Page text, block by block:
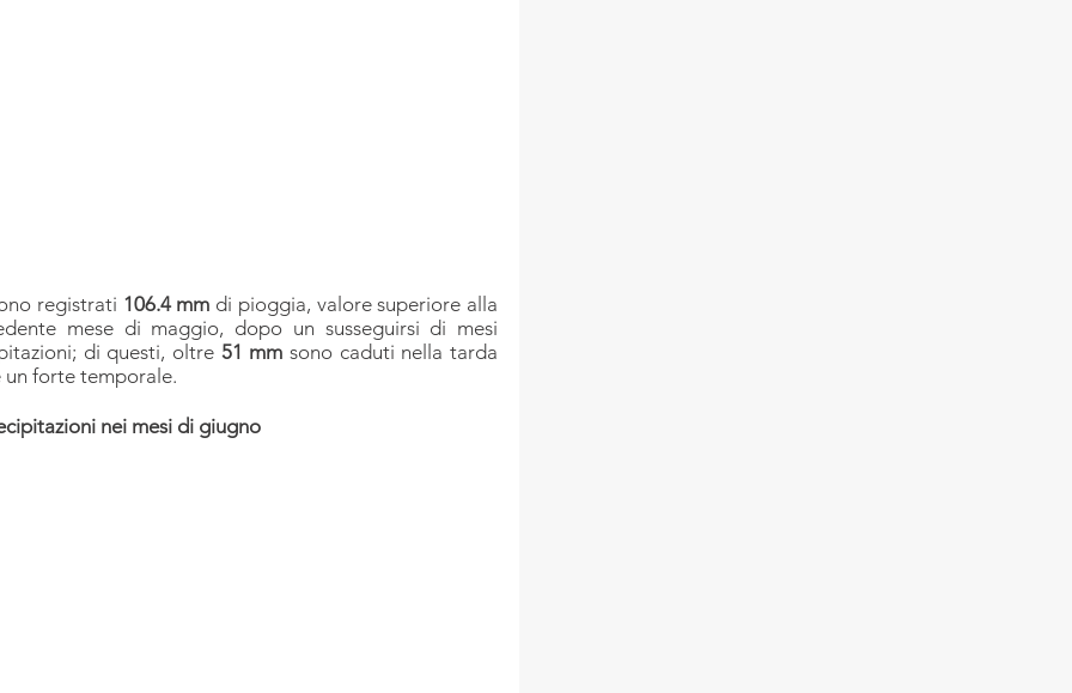
registrati 106.4 mm di pioggia, valore superiore alla
mese di maggio, dopo un susseguirsi di mesi
di questi, oltre 51 mm sono caduti nella tarda
un forte temporale.
nei mesi di giugno